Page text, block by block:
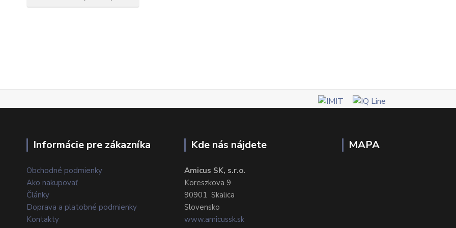
Informácie pre zákazníka
Obchodné podmienky
Ako nakupovať
Články
Doprava a platobné podmienky
Kontakty
Kde nás nájdete
Amicus SK, s.r.o.
Koreszkova 9
90901 Skalica
Slovensko
www.amicussk.sk
MAPA